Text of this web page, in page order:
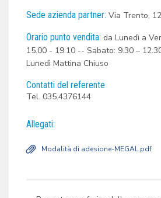
Sede azienda partner: Via Trento,
Orario punto vendita: da Lunedì a
15.00 - 19.10 -- Sabato: 9.30 –
Lunedì Mattina Chiuso
Contatti del referente
Tel. 035.4376144
Allegati:
Modalità di adesione-MEGAL.pdf